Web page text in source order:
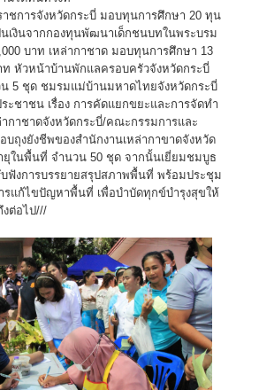
าชการจังหวัดกระบี่ มอบทุนการศึกษา 20 ทุน
นเงินจากกองทุนพัฒนาเด็กชนบทในพระบรม
บาท เหล่ากาชาด มอบทุนการศึกษา 13
หัวหน้าบ้านพักแลครอบครัวจังหวัดกระบี่
5 ชุด ชมรมแม่บ้านมหาดไทยจังหวัดกระบี่
ะชาชน เรื่อง การคัดแยกขยะและการจัดทำ
ากาชาดจังหวัดกระบี่/คณะกรรมการและ
บถุงยังชีพของสำนักงานเหล่ากาขาดจังหวัด
ยุในพื้นที่ จำนวน 50 ชุด จากนั้นเยี่ยมชมบูธ
ฟังการบรรยายสรุปสภาพพื้นที่ พร้อมประชุม
รแก้ไขปัญหาพื้นที่ เพื่อบำบัดทุกข์บำรุงสุขให้
ต่อไป///